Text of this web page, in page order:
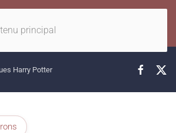
principal
Harry Potter